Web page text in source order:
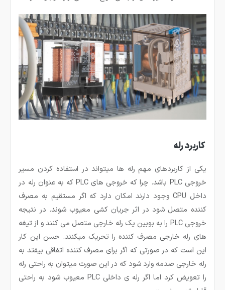
کاربرد رله
یکی از کاربردهای مهم رله ها می­تواند در استفاده کردن مسیر
خروجی PLC باشد. چرا که خروجی های PLC که به عنوان رله در
داخل CPU وجود دارند امکان دارد که اگر مستقیم به مصرف
کننده متصل شود در اثر جریان کشی معیوب شوند. در نتیجه
خروجی PLC را به بوبین یک رله خارجی متصل می کنند و از تیغه
های رله خارجی مصرف کننده را تحریک می­کنند. حسن این کار
این است که در صورتی که اگر برای مصرف کننده اتفاقی بیفتد به
رله خارجی صدمه وارد شود که در این صورت می­توان به راحتی رله
را تعویض کرد اما اگر رله­ ی داخلی PLC معیوب شود به راحتی